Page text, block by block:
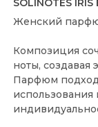
SOLINOTES
Женский
Композиция
ноты, создавая
Парфюм
использования